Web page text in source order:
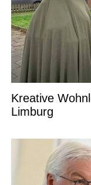
Kreative
Limburg